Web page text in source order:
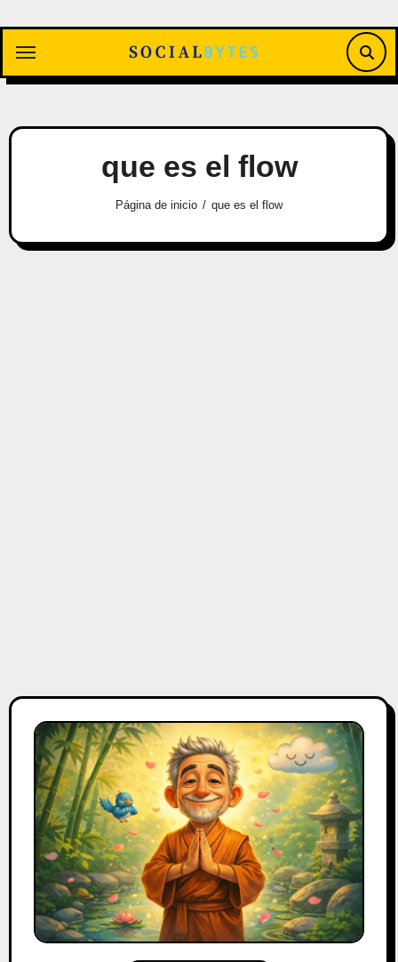
contenido
que es el flow
Página de inicio que es el flow